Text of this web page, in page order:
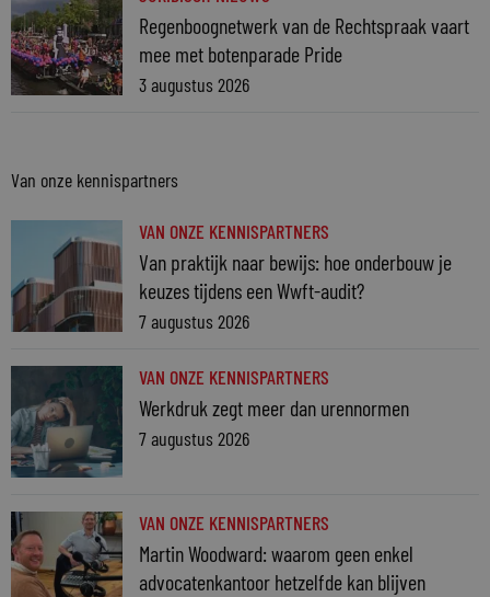
Regenboognetwerk van de Rechtspraak vaart
mee met botenparade Pride
3 augustus 2026
Van onze kennispartners
VAN ONZE KENNISPARTNERS
Van praktijk naar bewijs: hoe onderbouw je
keuzes tijdens een Wwft-audit?
7 augustus 2026
VAN ONZE KENNISPARTNERS
Werkdruk zegt meer dan urennormen
7 augustus 2026
VAN ONZE KENNISPARTNERS
Martin Woodward: waarom geen enkel
advocatenkantoor hetzelfde kan blijven